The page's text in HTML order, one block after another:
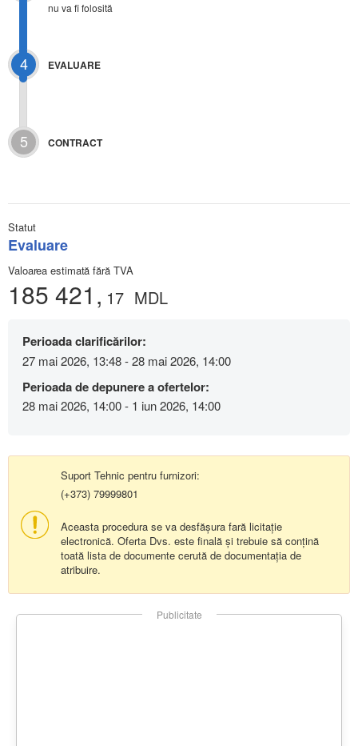
nu va fi folosită
4 EVALUARE
5 CONTRACT
Statut
Evaluare
Valoarea estimată fără TVA
185 421, 17 MDL
Perioada clarificărilor:
27 mai 2026, 13:48 - 28 mai 2026, 14:00
Perioada de depunere a ofertelor:
28 mai 2026, 14:00 - 1 iun 2026, 14:00
Suport Tehnic pentru furnizori:
(+373) 79999801
Aceasta procedura se va desfășura fară licitație
electronică. Oferta Dvs. este finală și trebuie să conțină
toată lista de documente cerută de documentația de
atribuire.
Publicitate